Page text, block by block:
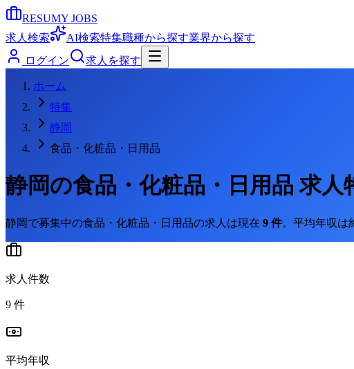
RESUMY JOBS
求人検索
AI検索特集職種から探す業界から探す
ログイン
求人を探す
ホーム
特集
静岡
食品・化粧品・日用品
静岡の食品・化粧品・日用品 求人
静岡で募集中の食品・化粧品・日用品の求人は現在 9 件。 平均年収は
求人件数
9 件
平均年収